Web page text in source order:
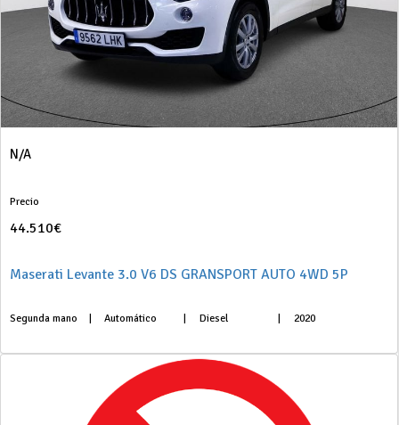
N/A
Precio
44.510€
Maserati Levante 3.0 V6 DS GRANSPORT AUTO 4WD 5P
Segunda mano Automático Diesel 2020